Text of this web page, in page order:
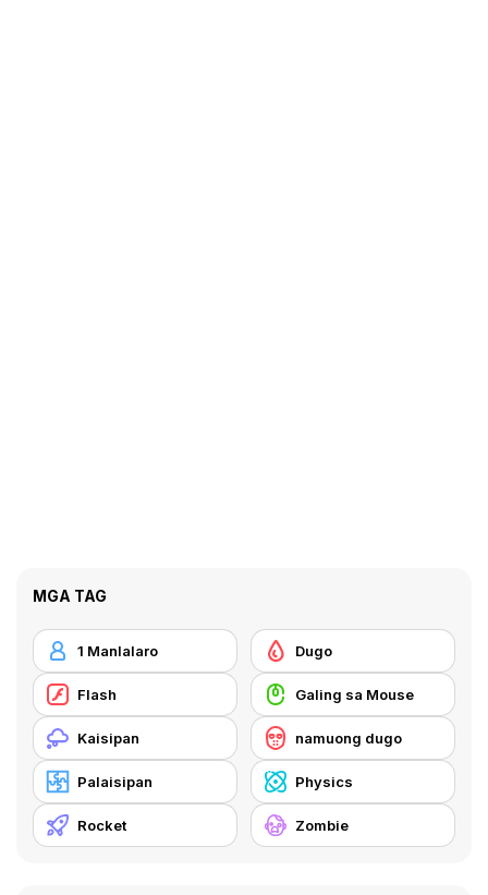
MGA TAG
1 Manlalaro Dugo
Flash Galing sa Mouse
Kaisipan namuong dugo
Palaisipan Physics
Rocket Zombie